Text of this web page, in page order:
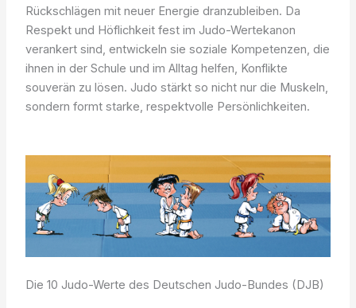
Rückschlägen mit neuer Energie dranzubleiben. Da
Respekt und Höflichkeit fest im Judo-Wertekanon
verankert sind, entwickeln sie soziale Kompetenzen, die
ihnen in der Schule und im Alltag helfen, Konflikte
souverän zu lösen. Judo stärkt so nicht nur die Muskeln,
sondern formt starke, respektvolle Persönlichkeiten.
Die 10 Judo-Werte des Deutschen Judo-Bundes (DJB)